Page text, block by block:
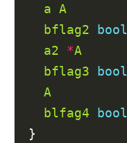
a A
bflag2
bool
a2
*A
bflag3
bool
A
blfag4
bool